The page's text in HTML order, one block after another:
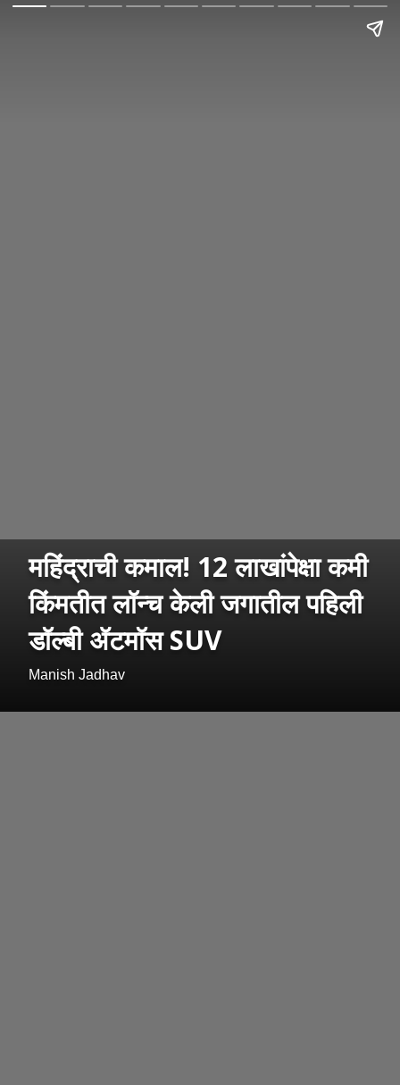
महिंद्राची कमाल! 12 लाखांपेक्षा कमी
किंमतीत लॉन्च केली जगातील पहिली
डॉल्बी ॲटमॉस SUV
Manish Jadhav